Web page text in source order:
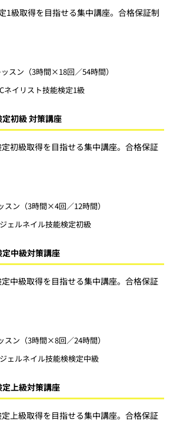
1級取得を目指せる集中講座。合格保証制
スン（3時間×18回／54時間）
ネイリスト技能検定1級
初級 対策講座
初級取得を目指せる集中講座。合格保証
スン（3時間×4回／12時間）
ェルネイル技能検定初級
中級対策講座
中級取得を目指せる集中講座。合格保証
スン（3時間×8回／24時間）
ェルネイル技能検検定中級
上級対策講座
上級取得を目指せる集中講座。合格保証